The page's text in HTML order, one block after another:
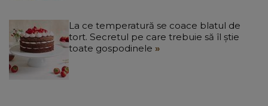
La ce temperatură se coace blatul de
tort. Secretul pe care trebuie să îl știe
toate gospodinele